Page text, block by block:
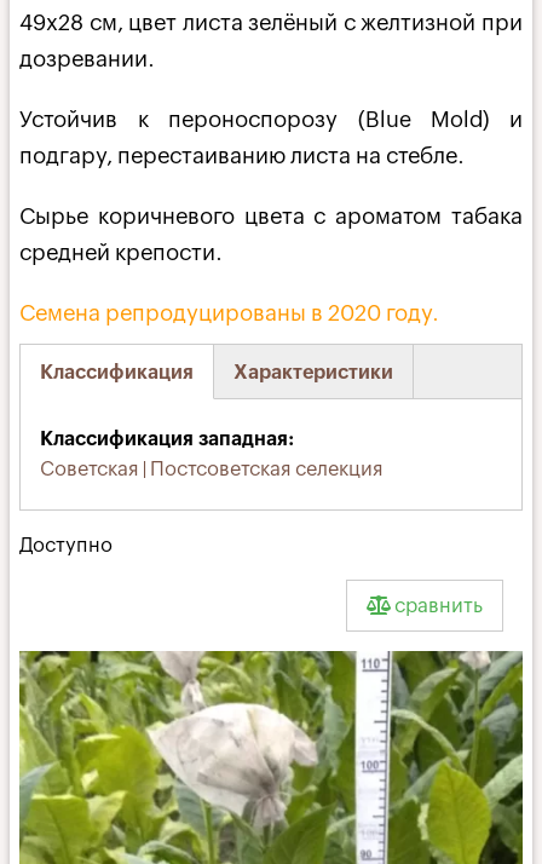
49х28 см, цвет листа зелёный с желтизной при
дозревании.
Устойчив к пероноспорозу (Blue Mold) и
подгару, перестаиванию листа на стебле.
Сырье коричневого цвета с ароматом табака
средней крепости.
Семена репродуцированы в 2020 году.
Классификация
вкладка)
Характеристики
Классификация западная
Советская | Постсоветская селекция
Доступно
сравнить